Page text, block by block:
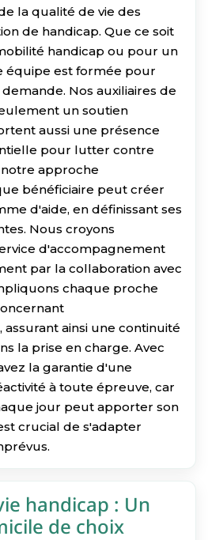
la qualité de vie des
de handicap. Que ce soit
handicap ou pour un
équipe est formée pour
Nos auxiliaires de
un soutien
aussi une présence
pour lutter contre
notre approche
bénéficiaire peut créer
d'aide, en définissant ses
Nous croyons
d'accompagnement
par la collaboration avec
chaque proche
ainsi une continuité
la prise en charge. Avec
la garantie d'une
à toute épreuve, car
jour peut apporter son
crucial de s'adapter
handicap : Un
de choix